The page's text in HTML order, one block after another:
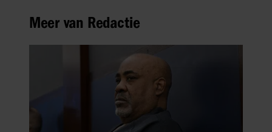
Meer van Redactie